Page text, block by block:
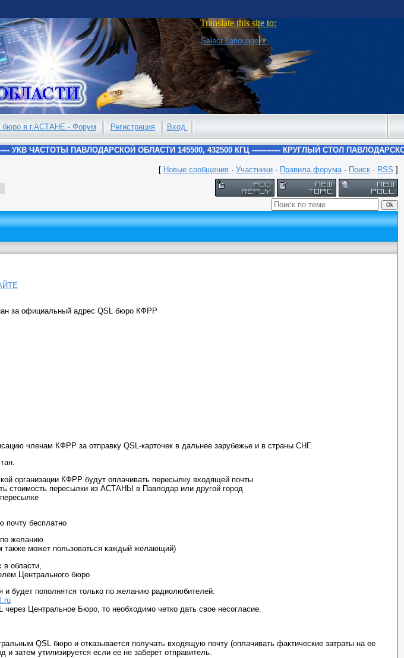
Translate this site to:
Select Language ▼
бюро в г.АСТАНЕ - Форум Регистрация Вход
[ Новые сообщения · Участники · Правила форума· Поиск · RSS ]
за официальный адрес QSL бюро КФРР
членам КФРР за отправку QSL-карточек в дальнее зарубежье и в страны СНГ.
организации КФРР будут оплачивать пересылку входящей почты
стоимость пересылки из АСТАНЫ в Павлодар или другой город
бесплатно
желанию
также может пользоваться каждый желающий)
области,
Центрального бюро
будет пополнятся только по желанию радиолюбителей.
Центральное Бюро, то необходимо четко дать свое несогласие.
QSL бюро и отказывается получать входящую почту (оплачивать фактические затраты на ее
и затем утилизируется если ее не заберет отправитель.